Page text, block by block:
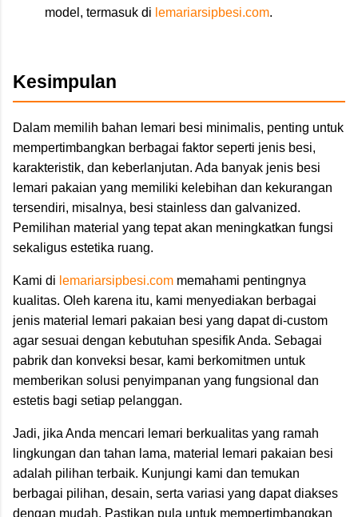
model, termasuk di lemariarsipbesi.com.
Kesimpulan
Dalam memilih bahan lemari besi minimalis, penting untuk
mempertimbangkan berbagai faktor seperti jenis besi,
karakteristik, dan keberlanjutan. Ada banyak jenis besi
lemari pakaian yang memiliki kelebihan dan kekurangan
tersendiri, misalnya, besi stainless dan galvanized.
Pemilihan material yang tepat akan meningkatkan fungsi
sekaligus estetika ruang.
Kami di lemariarsipbesi.com memahami pentingnya
kualitas. Oleh karena itu, kami menyediakan berbagai
jenis material lemari pakaian besi yang dapat di-custom
agar sesuai dengan kebutuhan spesifik Anda. Sebagai
pabrik dan konveksi besar, kami berkomitmen untuk
memberikan solusi penyimpanan yang fungsional dan
estetis bagi setiap pelanggan.
Jadi, jika Anda mencari lemari berkualitas yang ramah
lingkungan dan tahan lama, material lemari pakaian besi
adalah pilihan terbaik. Kunjungi kami dan temukan
berbagai pilihan, desain, serta variasi yang dapat diakses
dengan mudah. Pastikan pula untuk mempertimbangkan